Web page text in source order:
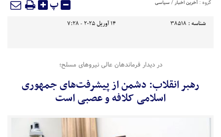
گروه : آخرین اخبار/سیاسی پ
شناسه : 38518 14 آوریل 2025 - 7:28
در دیدار فرماندهان عالی نیروهای مسلح؛
رهبر انقلاب: دشمن از پیشرفت‌های جمهوری
اسلامی کلافه و عصبی است